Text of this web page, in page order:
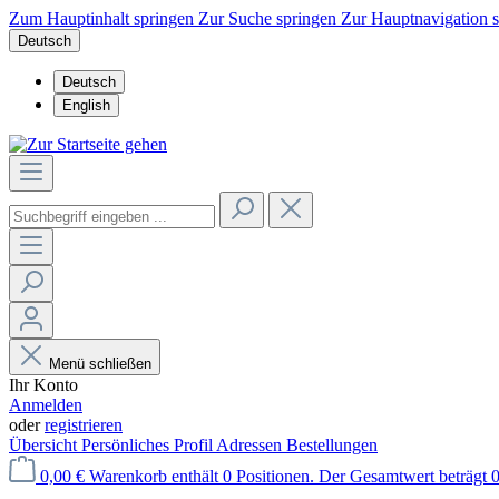
Zum Hauptinhalt springen Zur Suche springen Zur Hauptnavigation
Deutsch
Deutsch
English
Menü schließen
Ihr Konto
Anmelden
oderregistrieren
Übersicht Persönliches Profil Adressen Bestellungen
0,00 € Warenkorb enthält 0 Positionen. Der Gesamtwert beträgt